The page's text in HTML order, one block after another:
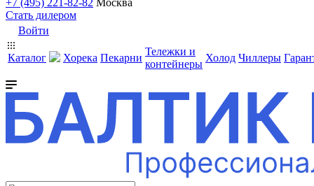
+7 (495) 221-82-82 Москва
Стать дилером
Войти
Каталог Хорека Пекарни
Тележки и
контейнеры
Холод Чиллеры